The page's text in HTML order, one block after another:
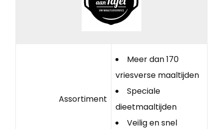
Assortiment
Meer dan 170
vriesverse maaltijden
Speciale
dieetmaaltijden
Veilig en snel